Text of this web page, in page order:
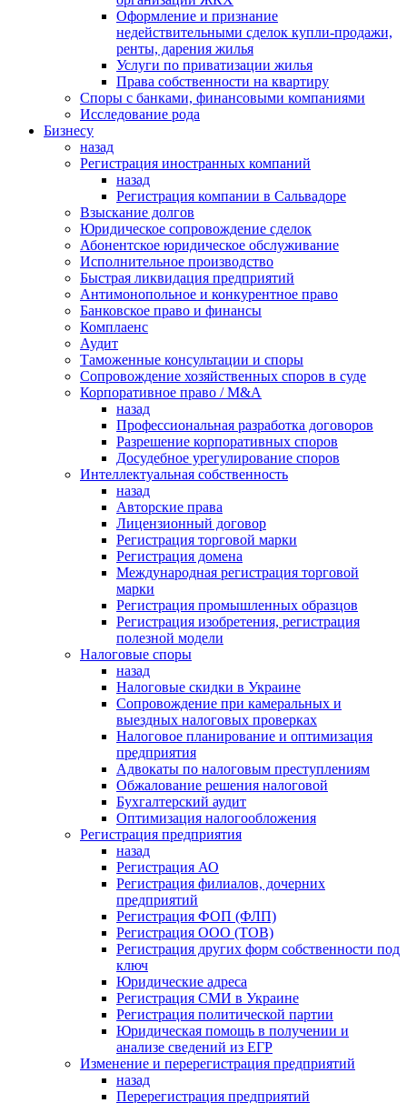
Оформление и признание
недействительными сделок купли-продажи,
ренты, дарения жилья
Услуги по приватизации жилья
Права собственности на квартиру
Cпоры с банками, финансовыми компаниями
Исследование рода
Бизнесу
назад
Регистрация иностранных компаний
назад
Регистрация компании в Сальвадоре
Взыскание долгов
Юридическое сопровождение сделок
Абонентское юридическое обслуживание
Исполнительное производство
Быстрая ликвидация предприятий
Антимонопольное и конкурентное право
Банковское право и финансы
Комплаенс
Аудит
Таможенные консультации и споры
Сопровождение хозяйственных споров в суде
Корпоративное право / M&A
назад
Профессиональная разработка договоров
Разрешение корпоративных споров
Досудебное урегулирование споров
Интеллектуальная собственность
назад
Авторские права
Лицензионный договор
Регистрация торговой марки
Регистрация домена
Международная регистрация торговой
марки
Регистрация промышленных образцов
Регистрация изобретения, регистрация
полезной модели
Налоговые споры
назад
Налоговые скидки в Украине
Сопровождение при камеральных и
выездных налоговых проверках
Налоговое планирование и оптимизация
предприятия
Адвокаты по налоговым преступлениям
Обжалование решения налоговой
Бухгалтерский аудит
Оптимизация налогообложения
Регистрация предприятия
назад
Регистрация АО
Регистрация филиалов, дочерних
предприятий
Регистрация ФОП (ФЛП)
Регистрация ООО (ТОВ)
Регистрация других форм собственности под
ключ
Юридические адреса
Регистрация СМИ в Украине
Регистрация политической партии
Юридическая помощь в получении и
анализе сведений из ЕГР
Изменение и перерегистрация предприятий
назад
Перерегистрация предприятий